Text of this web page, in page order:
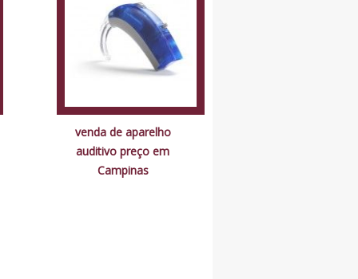
venda de aparelho
auditivo preço em
Campinas